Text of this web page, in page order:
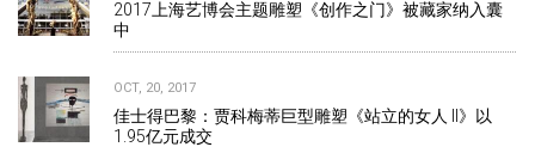
2017上海艺博会主题雕塑《创作之门》被藏家纳入囊
中
OCT, 20, 2017
佳士得巴黎：贾科梅蒂巨型雕塑《站立的女人 II》以
1.95亿元成交